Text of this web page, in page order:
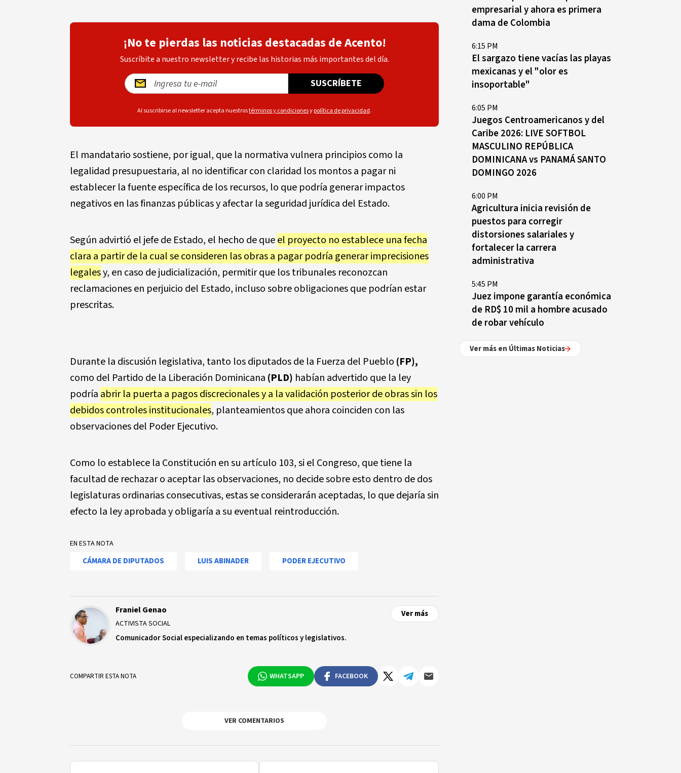
¡No te pierdas las noticias destacadas de Acento!
Suscríbite a nuestro newsletter y recibe las historias más importantes del día.
SUSCRÍBETE
Al suscribirse al newsletter acepta nuestrostérminos y condicionesypolítica de privacidad.
El mandatario sostiene, por igual, que la normativa vulnera principios como la
legalidad presupuestaria, al no identificar con claridad los montos a pagar ni
establecer la fuente específica de los recursos, lo que podría generar impactos
negativos en las finanzas públicas y afectar la seguridad jurídica del Estado.
Según advirtió el jefe de Estado, el hecho de queel proyecto no establece una fecha
clara a partir de la cual se consideren las obras a pagar podría generar imprecisiones
legalesy, en caso de judicialización, permitir que los tribunales reconozcan
reclamaciones en perjuicio del Estado, incluso sobre obligaciones que podrían estar
prescritas.
Durante la discusión legislativa, tanto los diputados de la Fuerza del Pueblo (FP),
como del Partido de la Liberación Dominicana (PLD) habían advertido que la ley
podría abrir la puerta a pagos discrecionales y a la validación posterior de obras sin los
debidos controles institucionales, planteamientos que ahora coinciden con las
observaciones del Poder Ejecutivo.
Como lo establece la Constitución en su artículo 103, si el Congreso, que tiene la
facultad de rechazar o aceptar las observaciones, no decide sobre esto dentro de dos
legislaturas ordinarias consecutivas, estas se considerarán aceptadas, lo que dejaría sin
efecto la ley aprobada y obligaría a su eventual reintroducción.
EN ESTA NOTA
CÁMARA DE DIPUTADOS LUIS ABINADER PODER EJECUTIVO
Franiel Genao
ACTIVISTA SOCIAL
Comunicador Social especializando en temas políticos y legislativos.
Ver más
COMPARTIR ESTA NOTA WHATSAPP FACEBOOK
VER COMENTARIOS
empresarial y ahora es primera
dama de Colombia
6:15 PM
El sargazo tiene vacías las playas
mexicanas y el "olor es
insoportable"
6:05 PM
Juegos Centroamericanos y del
Caribe 2026: LIVE SOFTBOL
MASCULINO REPÚBLICA
DOMINICANA vs PANAMÁ SANTO
DOMINGO 2026
6:00 PM
Agricultura inicia revisión de
puestos para corregir
distorsiones salariales y
fortalecer la carrera
administrativa
5:45 PM
Juez impone garantía económica
de RD$ 10 mil a hombre acusado
de robar vehículo
Ver más en Últimas Noticias